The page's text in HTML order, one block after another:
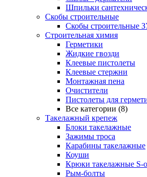
Шпильки
Скобы строительные
Скобы строительные
Строительная химия
Герметики
Жидкие гвозди
Клеевые пистолеты
Клеевые стержни
Монтажная пена
Очистители
Пистолеты для
Все категории (8)
Такелажный крепеж
Блоки такелажные
Зажимы троса
Карабины такелажные
Коуши
Крюки такелажные S-
Рым-болты